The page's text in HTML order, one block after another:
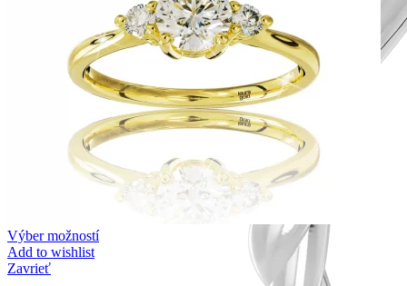
Výber možností
Add to wishlist
Zavrieť